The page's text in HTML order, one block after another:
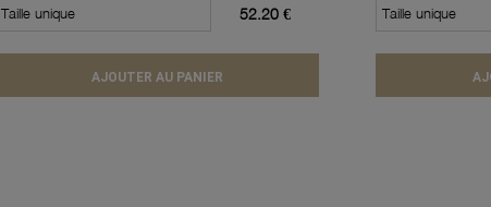
Taille unique 52.20 €
AJOUTER AU PANIER
Taille unique